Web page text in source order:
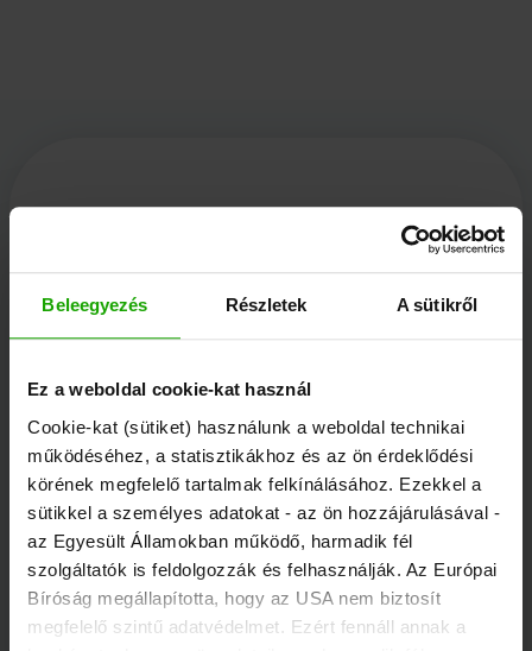
Beleegyezés Részletek A sütikről
Ez a weboldal cookie-kat használ
Cookie-kat (sütiket) használunk a weboldal technikai
működéséhez, a statisztikákhoz és az ön érdeklődési
körének megfelelő tartalmak felkínálásához. Ezekkel a
sütikkel a személyes adatokat - az ön hozzájárulásával -
az Egyesült Államokban működő, harmadik fél
szolgáltatók is feldolgozzák és felhasználják. Az Európai
Bíróság megállapította, hogy az USA nem biztosít
megfelelő szintű adatvédelmet. Ezért fennáll annak a
Völkermarkter Ring 21 - 23
9020 Klagenfurt
+43/463/3000
info@kaernten.at
Maradjon tájékozott!